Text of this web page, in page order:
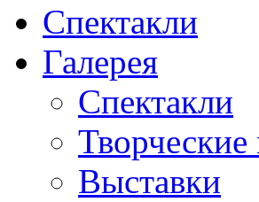
Спектакли
Галерея
Спектакли
Выставки